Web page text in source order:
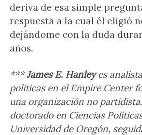
deriva de esa simple
respuesta a la cual él eligió
dejándome con la duda
años.
***James E. Hanleyes
políticas en el Empire Center
una organización no
doctorado en Ciencias
Universidad de Oregón,